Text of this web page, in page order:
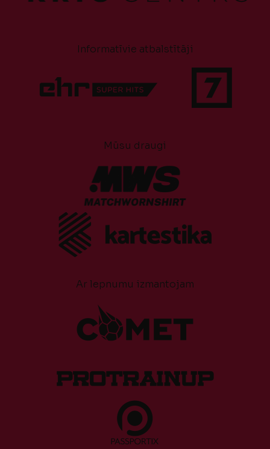
Informatīvie atbalstītāji
Mūsu draugi
Ar lepnumu izmantojam